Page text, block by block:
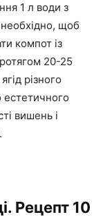
1 л води з
щоб
компот із
20-25
різного
естетичного
вишень і
Рецепт 10